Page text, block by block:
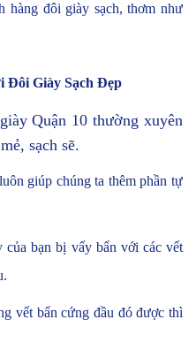
đôi giày sạch, thơm như
Đôi Giày Sạch Đẹp
Quận 10 thường xuyên
sạch sẽ.
giúp chúng ta thêm phần tự
bạn bị vấy bẩn với các vết
vết bẩn cứng đầu đó được thì